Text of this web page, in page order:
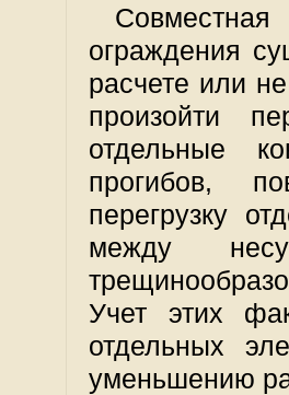
ограждения
расчете или
произойти
отдельные
прогибов,
перегрузку
между
Учет этих
отдельных
уменьшению